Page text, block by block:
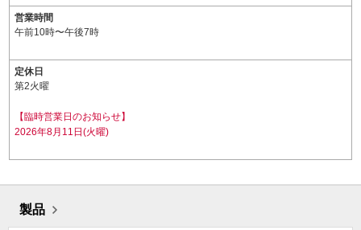
営業時間
午前10時〜午後7時
定休日
第2火曜
【臨時営業日のお知らせ】
2026年8月11日(火曜)
製品